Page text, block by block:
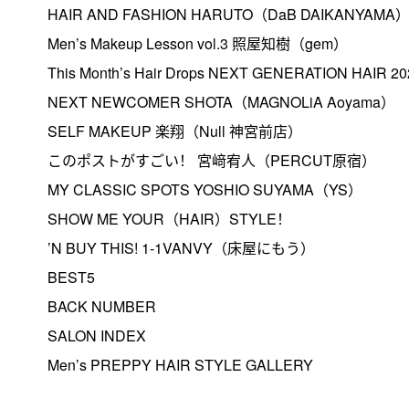
HAIR AND FASHION HARUTO（DaB DAIKANYAMA）
Men’s Makeup Lesson vol.3 照屋知樹（gem）
This Month’s Hair Drops NEXT GENERATION HAIR
NEXT NEWCOMER SHOTA（MAGNOLiA Aoyama）
SELF MAKEUP 楽翔（Null 神宮前店）
このポストがすごい！ 宮﨑宥人（PERCUT原宿）
MY CLASSIC SPOTS YOSHIO SUYAMA（YS）
SHOW ME YOUR（HAIR）STYLE！
’N BUY THIS! 1-1VANVY（床屋にもう）
BEST5
BACK NUMBER
SALON INDEX
Men’s PREPPY HAIR STYLE GALLERY